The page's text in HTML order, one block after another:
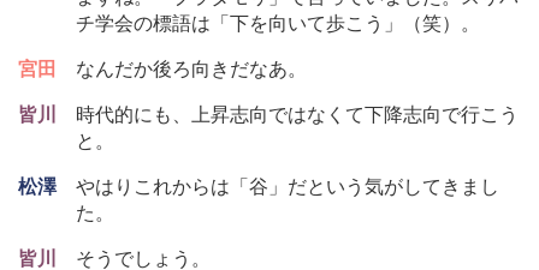
チ学会の標語は「下を向いて歩こう」（笑）。
宮田 なんだか後ろ向きだなあ。
皆川 時代的にも、上昇志向ではなくて下降志向で行こう
と。
松澤 やはりこれからは「谷」だという気がしてきまし
た。
皆川 そうでしょう。